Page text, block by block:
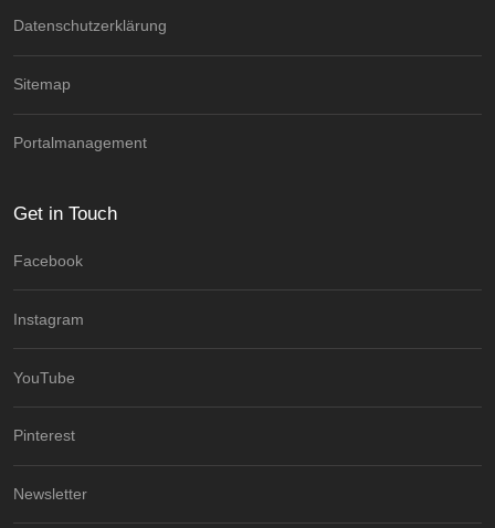
Datenschutzerklärung
Sitemap
Portalmanagement
Get in Touch
Facebook
Instagram
YouTube
Pinterest
Newsletter